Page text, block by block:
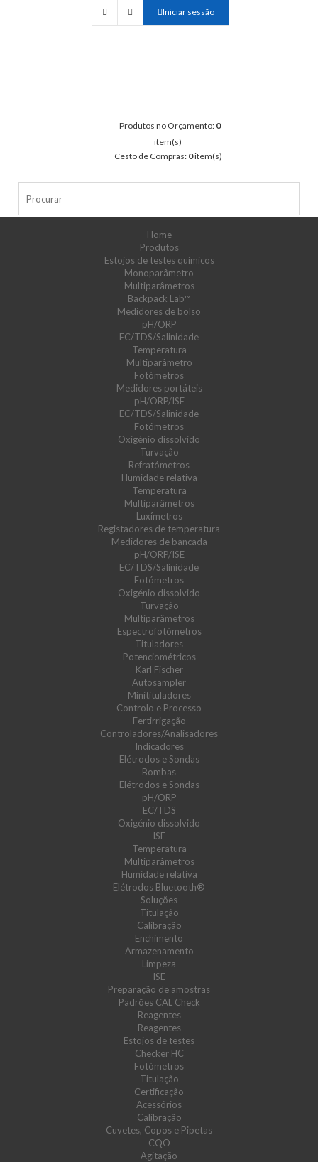
Iniciar sessão
Produtos no Orçamento: 0
item(s)
Cesto de Compras: 0item(s)
Home
Produtos
Estojos de testes químicos
Monoparâmetro
Multiparâmetros
Backpack Lab™
Medidores de bolso
pH/ORP
EC/TDS/Salinidade
Temperatura
Multiparâmetro
Fotómetros
Medidores portáteis
pH/ORP/ISE
EC/TDS/Salinidade
Fotómetros
Oxigénio dissolvido
Turvação
Refratómetros
Humidade relativa
Temperatura
Multiparâmetros
Luxímetros
Registadores de temperatura
Medidores de bancada
pH/ORP/ISE
EC/TDS/Salinidade
Fotómetros
Oxigénio dissolvido
Turvação
Multiparâmetros
Espectrofotómetros
Tituladores
Potenciométricos
Karl Fischer
Autosampler
Minitituladores
Controlo e Processo
Fertirrigação
Controladores/Analisadores
Indicadores
Elétrodos e Sondas
Bombas
Elétrodos e Sondas
pH/ORP
EC/TDS
Oxigénio dissolvido
ISE
Temperatura
Multiparâmetros
Humidade relativa
Elétrodos Bluetooth®
Soluções
Titulação
Calibração
Enchimento
Armazenamento
Limpeza
ISE
Preparação de amostras
Padrões CAL Check
Reagentes
Reagentes
Estojos de testes
Checker HC
Fotómetros
Titulação
Certificação
Acessórios
Calibração
Cuvetes, Copos e Pipetas
CQO
Agitação